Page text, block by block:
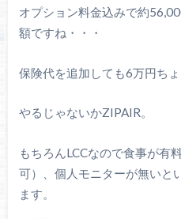
オプション料金込みで約
額ですね・・・
保険代を追加しても6万円ちょ
やるじゃないかZIPAIR。
もちろんLCCなので食事が有
可）、個人モニターが無いと
ます。